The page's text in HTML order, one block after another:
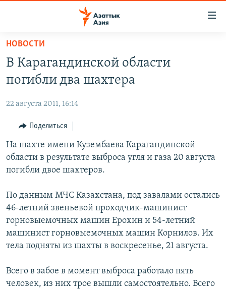
Вернуться
основному
содержанию
навигации
Вернутся
поиску
КАЗАХСТАН
УЗБЕКИСТАН
ТАДЖИКИСТАН
НОВОСТИ
НА ДРУГИХ ЯЗЫКАХ
ҚАЗАҚША
КЫРГЫЗЧА
TÜRKMENÇE
НОВОСТИ
В Карагандинской области
погибли два шахтера
22 августа 2011, 16:14
Поделиться
На шахте имени Кузембаева Карагандинской
области в результате выброса угля и газа 20 августа
погибли двое шахтеров.
По данным МЧС Казахстана, под завалами остались
46-летний звеньевой проходчик-машинист
горновыемочных машин Ерохин и 54-летний
машинист горновыемочных машин Корнилов. Их
тела подняты из шахты в воскресенье, 21 августа.
Всего в забое в момент выброса работало пять
человек, из них трое вышли самостоятельно. Всего